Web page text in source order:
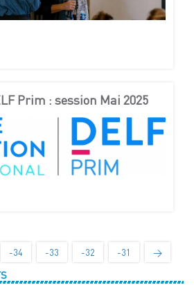
Prim : session Mai 2025
-34 -33 -32 -31 →